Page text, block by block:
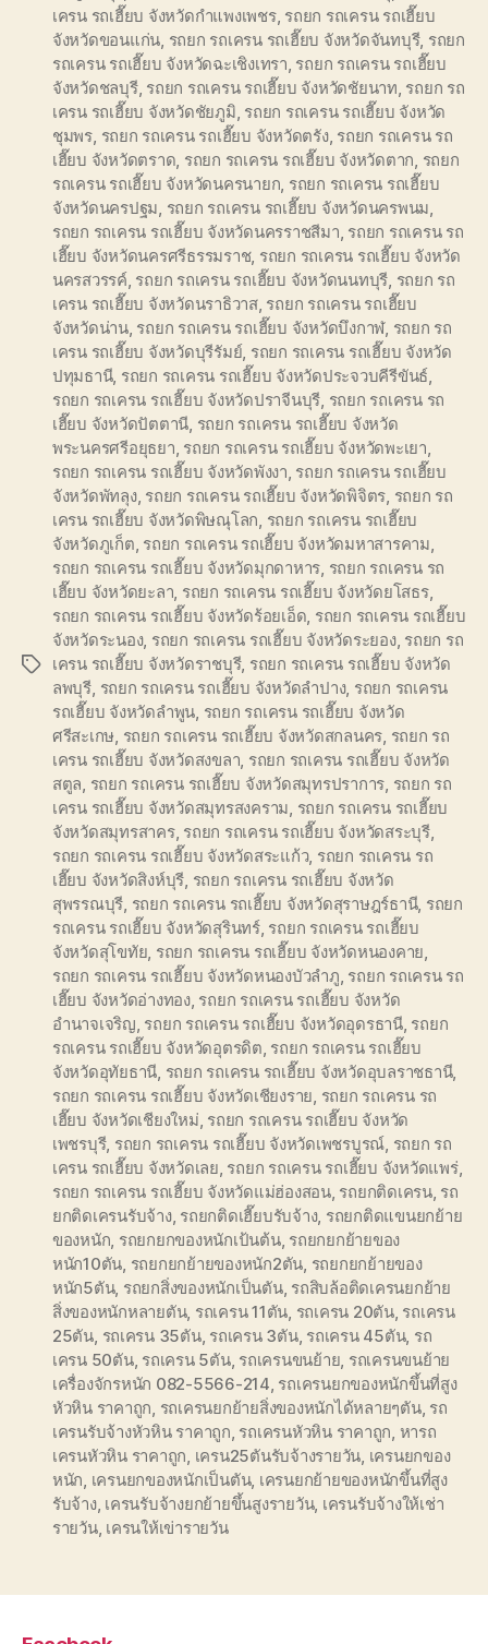
Tags
เครน รถเฮี๊ยบ จังหวัดกำแพงเพชร, รถยก รถเครน รถเฮี๊ยบ
จังหวัดขอนแก่น, รถยก รถเครน รถเฮี๊ยบ จังหวัดจันทบุรี, รถยก
รถเครน รถเฮี๊ยบ จังหวัดฉะเชิงเทรา, รถยก รถเครน รถเฮี๊ยบ
จังหวัดชลบุรี, รถยก รถเครน รถเฮี๊ยบ จังหวัดชัยนาท, รถยก รถ
เครน รถเฮี๊ยบ จังหวัดชัยภูมิ, รถยก รถเครน รถเฮี๊ยบ จังหวัด
ชุมพร, รถยก รถเครน รถเฮี๊ยบ จังหวัดตรัง, รถยก รถเครน รถ
เฮี๊ยบ จังหวัดตราด, รถยก รถเครน รถเฮี๊ยบ จังหวัดตาก, รถยก
รถเครน รถเฮี๊ยบ จังหวัดนครนายก, รถยก รถเครน รถเฮี๊ยบ
จังหวัดนครปฐม, รถยก รถเครน รถเฮี๊ยบ จังหวัดนครพนม,
รถยก รถเครน รถเฮี๊ยบ จังหวัดนครราชสีมา, รถยก รถเครน รถ
เฮี๊ยบ จังหวัดนครศรีธรรมราช, รถยก รถเครน รถเฮี๊ยบ จังหวัด
นครสวรรค์, รถยก รถเครน รถเฮี๊ยบ จังหวัดนนทบุรี, รถยก รถ
เครน รถเฮี๊ยบ จังหวัดนราธิวาส, รถยก รถเครน รถเฮี๊ยบ
จังหวัดน่าน, รถยก รถเครน รถเฮี๊ยบ จังหวัดบึงกาฬ, รถยก รถ
เครน รถเฮี๊ยบ จังหวัดบุรีรัมย์, รถยก รถเครน รถเฮี๊ยบ จังหวัด
ปทุมธานี, รถยก รถเครน รถเฮี๊ยบ จังหวัดประจวบคีรีขันธ์,
รถยก รถเครน รถเฮี๊ยบ จังหวัดปราจีนบุรี, รถยก รถเครน รถ
เฮี๊ยบ จังหวัดปัตตานี, รถยก รถเครน รถเฮี๊ยบ จังหวัด
พระนครศรีอยุธยา, รถยก รถเครน รถเฮี๊ยบ จังหวัดพะเยา,
รถยก รถเครน รถเฮี๊ยบ จังหวัดพังงา, รถยก รถเครน รถเฮี๊ยบ
จังหวัดพัทลุง, รถยก รถเครน รถเฮี๊ยบ จังหวัดพิจิตร, รถยก รถ
เครน รถเฮี๊ยบ จังหวัดพิษณุโลก, รถยก รถเครน รถเฮี๊ยบ
จังหวัดภูเก็ต, รถยก รถเครน รถเฮี๊ยบ จังหวัดมหาสารคาม,
รถยก รถเครน รถเฮี๊ยบ จังหวัดมุกดาหาร, รถยก รถเครน รถ
เฮี๊ยบ จังหวัดยะลา, รถยก รถเครน รถเฮี๊ยบ จังหวัดยโสธร,
รถยก รถเครน รถเฮี๊ยบ จังหวัดร้อยเอ็ด, รถยก รถเครน รถเฮี๊ยบ
จังหวัดระนอง, รถยก รถเครน รถเฮี๊ยบ จังหวัดระยอง, รถยก รถ
เครน รถเฮี๊ยบ จังหวัดราชบุรี, รถยก รถเครน รถเฮี๊ยบ จังหวัด
ลพบุรี, รถยก รถเครน รถเฮี๊ยบ จังหวัดลำปาง, รถยก รถเครน
รถเฮี๊ยบ จังหวัดลำพูน, รถยก รถเครน รถเฮี๊ยบ จังหวัด
ศรีสะเกษ, รถยก รถเครน รถเฮี๊ยบ จังหวัดสกลนคร, รถยก รถ
เครน รถเฮี๊ยบ จังหวัดสงขลา, รถยก รถเครน รถเฮี๊ยบ จังหวัด
สตูล, รถยก รถเครน รถเฮี๊ยบ จังหวัดสมุทรปราการ, รถยก รถ
เครน รถเฮี๊ยบ จังหวัดสมุทรสงคราม, รถยก รถเครน รถเฮี๊ยบ
จังหวัดสมุทรสาคร, รถยก รถเครน รถเฮี๊ยบ จังหวัดสระบุรี,
รถยก รถเครน รถเฮี๊ยบ จังหวัดสระแก้ว, รถยก รถเครน รถ
เฮี๊ยบ จังหวัดสิงห์บุรี, รถยก รถเครน รถเฮี๊ยบ จังหวัด
สุพรรณบุรี, รถยก รถเครน รถเฮี๊ยบ จังหวัดสุราษฎร์ธานี, รถยก
รถเครน รถเฮี๊ยบ จังหวัดสุรินทร์, รถยก รถเครน รถเฮี๊ยบ
จังหวัดสุโขทัย, รถยก รถเครน รถเฮี๊ยบ จังหวัดหนองคาย,
รถยก รถเครน รถเฮี๊ยบ จังหวัดหนองบัวลำภู, รถยก รถเครน รถ
เฮี๊ยบ จังหวัดอ่างทอง, รถยก รถเครน รถเฮี๊ยบ จังหวัด
อำนาจเจริญ, รถยก รถเครน รถเฮี๊ยบ จังหวัดอุดรธานี, รถยก
รถเครน รถเฮี๊ยบ จังหวัดอุตรดิต, รถยก รถเครน รถเฮี๊ยบ
จังหวัดอุทัยธานี, รถยก รถเครน รถเฮี๊ยบ จังหวัดอุบลราชธานี,
รถยก รถเครน รถเฮี๊ยบ จังหวัดเชียงราย, รถยก รถเครน รถ
เฮี๊ยบ จังหวัดเชียงใหม่, รถยก รถเครน รถเฮี๊ยบ จังหวัด
เพชรบุรี, รถยก รถเครน รถเฮี๊ยบ จังหวัดเพชรบูรณ์, รถยก รถ
เครน รถเฮี๊ยบ จังหวัดเลย, รถยก รถเครน รถเฮี๊ยบ จังหวัดแพร่,
รถยก รถเครน รถเฮี๊ยบ จังหวัดแม่ฮ่องสอน, รถยกติดเครน, รถ
ยกติดเครนรับจ้าง, รถยกติดเฮี๊ยบรับจ้าง, รถยกติดแขนยกย้าย
ของหนัก, รถยกยกของหนักเป้นต้น, รถยกยกย้ายของ
หนัก10ตัน, รถยกยกย้ายของหนัก2ตัน, รถยกยกย้ายของ
หนัก5ตัน, รถยกสิ่งของหนักเป็นตัน, รถสิบล้อติดเครนยกย้าย
สิ่งของหนักหลายตัน, รถเครน 11ตัน, รถเครน 20ตัน, รถเครน
25ตัน, รถเครน 35ตัน, รถเครน 3ตัน, รถเครน 45ตัน, รถ
เครน 50ตัน, รถเครน 5ตัน, รถเครนขนย้าย, รถเครนขนย้าย
เครื่องจักรหนัก 082-5566-214, รถเครนยกของหนักขึ้นที่สูง
หัวหิน ราคาถูก, รถเครนยกย้ายสิ่งของหนักได้หลายๆตัน, รถ
เครนรับจ้างหัวหิน ราคาถูก, รถเครนหัวหิน ราคาถูก, หารถ
เครนหัวหิน ราคาถูก, เครน25ตันรับจ้างรายวัน, เครนยกของ
หนัก, เครนยกของหนักเป็นตัน, เครนยกย้ายของหนักขึ้นที่สูง
รับจ้าง, เครนรับจ้างยกย้ายขึ้นสูงรายวัน, เครนรับจ้างให้เช่า
รายวัน, เครนให้เข่ารายวัน